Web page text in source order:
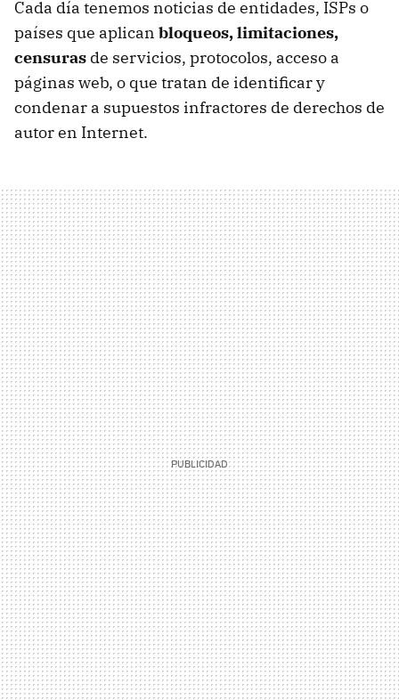
Cada día tenemos noticias de entidades, ISPs o
países que aplican bloqueos, limitaciones,
censuras de servicios, protocolos, acceso a
páginas web, o que tratan de identificar y
condenar a supuestos infractores de derechos de
autor en Internet.